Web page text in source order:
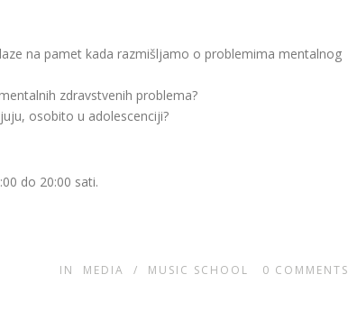
na pamet kada razmišljamo o problemima mentalnog
zdravstvenih problema?
osobito u adolescenciji?
do 20:00 sati.
IN MEDIA / MUSIC SCHOOL 0 COMMENTS